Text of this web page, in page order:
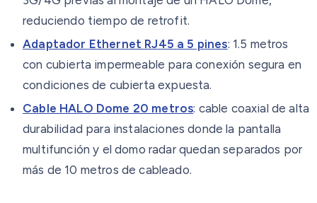
reduciendo tiempo de retrofit.
Adaptador Ethernet RJ45 a 5 pines: 1.5 metros
con cubierta impermeable para conexión segura en
condiciones de cubierta expuesta.
Cable HALO Dome 20 metros: cable coaxial de alta
durabilidad para instalaciones donde la pantalla
multifunción y el domo radar quedan separados por
más de 10 metros de cableado.